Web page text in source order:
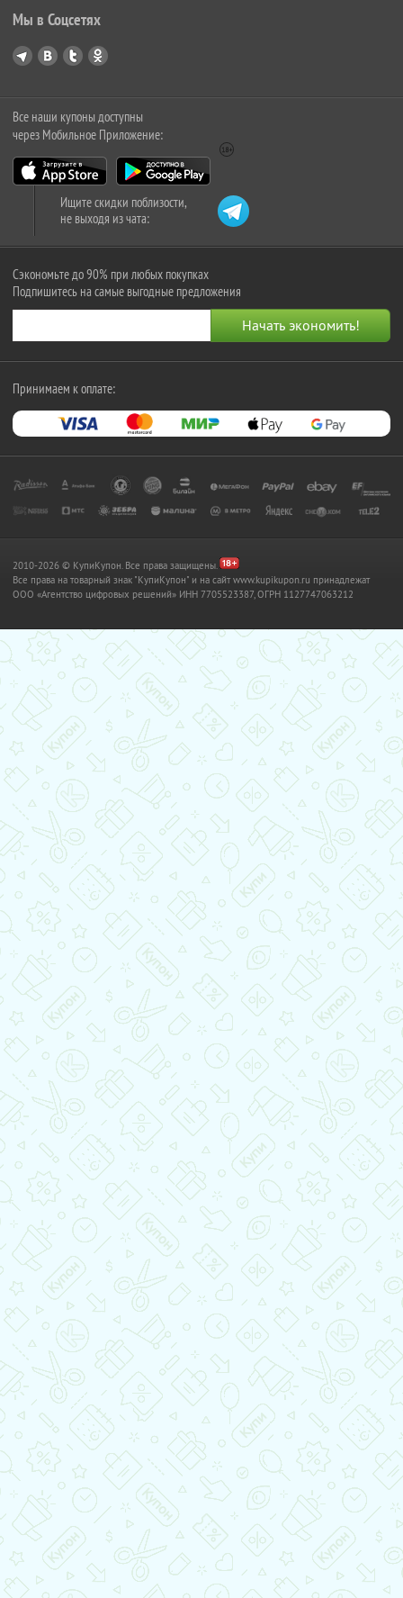
Мы в Соцсетях
Все наши купоны доступны
через Мобильное Приложение:
Ищите скидки поблизости,
не выходя из чата:
Сэкономьте до 90% при любых покупках
Подпишитесь на самые выгодные предложения
Принимаем к оплате:
2010-2026 © КупиКупон. Все права защищены.
Все права на товарный знак "КупиКупон" и на сайт www.kupikupon.ru принадлежат
OOO «Агентство цифровых решений» ИНН 7705523387, ОГРН 1127747063212